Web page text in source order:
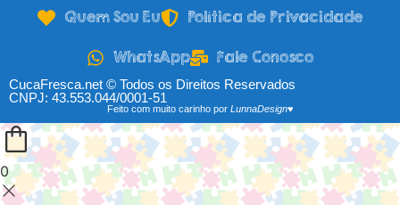
Quem Sou Eu Política de Privacidade
WhatsApp Fale Conosco
CucaFresca.net © Todos os Direitos Reservados
CNPJ: 43.553.044/0001-51
Feito com muito carinho por LunnaDesign♥
0